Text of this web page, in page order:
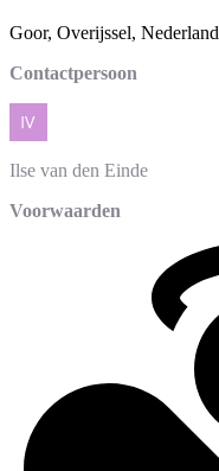
Goor, Overijssel, Nederland
Contactpersoon
Ilse van den Einde
Voorwaarden